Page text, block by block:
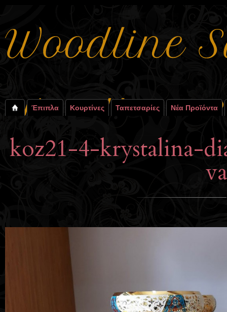
Έπιπλα Κουρτίνες Ταπετσαρίες Νέα Προϊόντα
koz21-4-krystalina-